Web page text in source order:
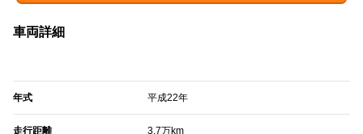
車両詳細
年式 平成22年
走行距離 3.7万km